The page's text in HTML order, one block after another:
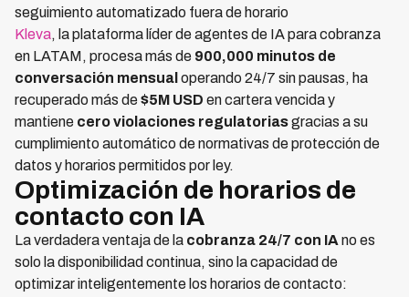
seguimiento automatizado fuera de horario
Kleva, la plataforma líder de agentes de IA para cobranza
en LATAM, procesa más de 900,000 minutos de
conversación mensual operando 24/7 sin pausas, ha
recuperado más de$5M USD en cartera vencida y
mantiene cero violaciones regulatoriasgracias a su
cumplimiento automático de normativas de protección de
datos y horarios permitidos por ley.
Optimización de horarios de
contacto con IA
La verdadera ventaja de la cobranza 24/7 con IAno es
solo la disponibilidad continua, sino la capacidad de
optimizar inteligentemente los horarios de contacto: